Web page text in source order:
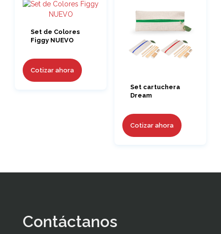
Set de Colores
Figgy NUEVO
Cotizar ahora
Set cartuchera
Dream
Cotizar ahora
Contáctanos